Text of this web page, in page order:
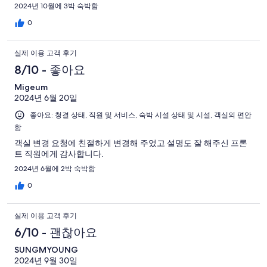
2024년 10월에 3박 숙박함
0
실제 이용 고객 후기
8/10 - 좋아요
Migeum
2024년 6월 20일
좋아요: 청결 상태, 직원 및 서비스, 숙박 시설 상태 및 시설, 객실의 편안
함
객실 변경 요청에 친절하게 변경해 주었고 설명도 잘 해주신 프론
트 직원에게 감사합니다.
2024년 6월에 2박 숙박함
0
실제 이용 고객 후기
6/10 - 괜찮아요
SUNGMYOUNG
2024년 9월 30일